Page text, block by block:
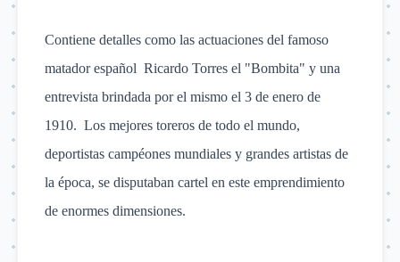
Contiene detalles como las actuaciones del famoso
matador español Ricardo Torres el "Bombita" y una
entrevista brindada por el mismo el 3 de enero de
1910. Los mejores toreros de todo el mundo,
deportistas campéones mundiales y grandes artistas de
la época, se disputaban cartel en este emprendimiento
de enormes dimensiones.